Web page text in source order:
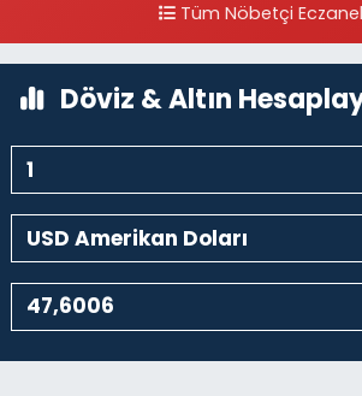
Tüm Nöbetçi
Döviz & Altın